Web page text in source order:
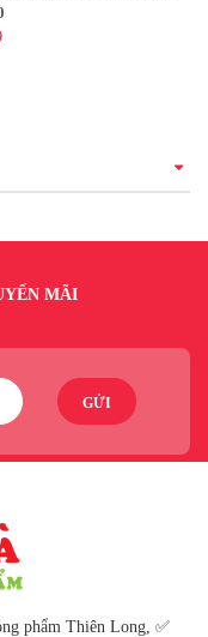
MÃI
GỬI
phẩm Thiên Long, ✅